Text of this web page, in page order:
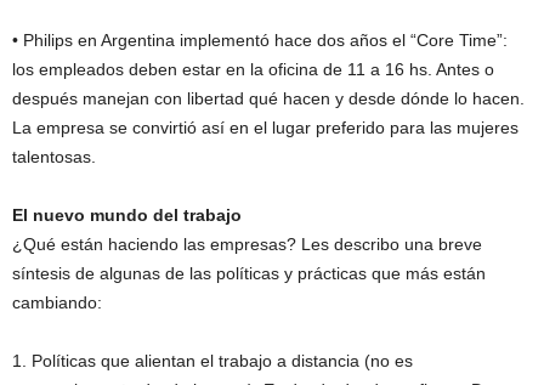
• Philips en Argentina implementó hace dos años el “Core Time”:
los empleados deben estar en la oficina de 11 a 16 hs. Antes o
después manejan con libertad qué hacen y desde dónde lo hacen.
La empresa se convirtió así en el lugar preferido para las mujeres
talentosas.
El nuevo mundo del trabajo
¿Qué están haciendo las empresas? Les describo una breve
síntesis de algunas de las políticas y prácticas que más están
cambiando:
1. Políticas que alientan el trabajo a distancia (no es